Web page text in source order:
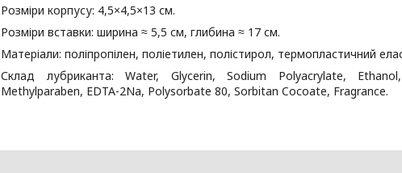
Розміри корпусу: 4,5×4,5×13 см.
Розміри вставки: ширина ≈ 5,5 см, глибина ≈ 17 см.
Матеріали: поліпропілен, поліетилен, полістирол, термопластичний
Склад лубриканта: Water, Glycerin, Sodium Polyacrylate,
Methylparaben, EDTA-2Na, Polysorbate 80, Sorbitan Cocoate, Fragrance.